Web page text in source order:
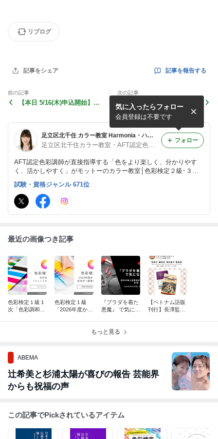
リブログ
記事をシェア 記事を報告する
前の記事
【本日 5/16(木)申込開始】
題付き
次の記事
【募集開始】移ろう日本の伝
統色講座 主催：中央区立京
橋図書館
足立区北千住 カラー教室 Harmonia・ハルモニア
AFT認定色彩講師が直接指導する「色をより楽しく、分かりやす
く、活かしやすく」がモットーのカラー教室│色彩検定２級･３級･
ＵＣ級オンライン講座│色彩検定直前対策オンライン講座│作品作
りのためのカラー基礎講座│講演･執筆･監修│足立区北千住 北千住
駅 西口 徒歩8分
気に入ったらフォロー
会員登録は不要です
フォロー
試験・資格ジャンル 671位
最近の画像つき記事
色彩検定１級１
次「色彩調和
色彩検定１級
「2026年度か
『プラダを着た
悪魔』 で気にな
が"2倍楽しめ
【ベトナム語版
刊行】長澤監修
もっと見る
ABEMA
辻希美と杉浦太陽が喜びの報告 芸能界
からも祝福の声
この記事でPickされているアイテム